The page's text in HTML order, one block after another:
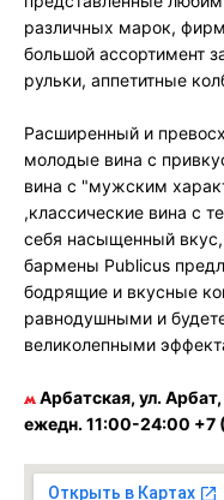
различных марок,
большой ассортимент
рульки, аппетитные
Расширенный и
молодые вина с
вина с "мужским
,классические вина с
себя насыщенный вкус,
бармены Publicus
бодрящие и вкусные
равнодушными и
великолепными
Арбатская, ул.
ежедн. 11:00-24:00